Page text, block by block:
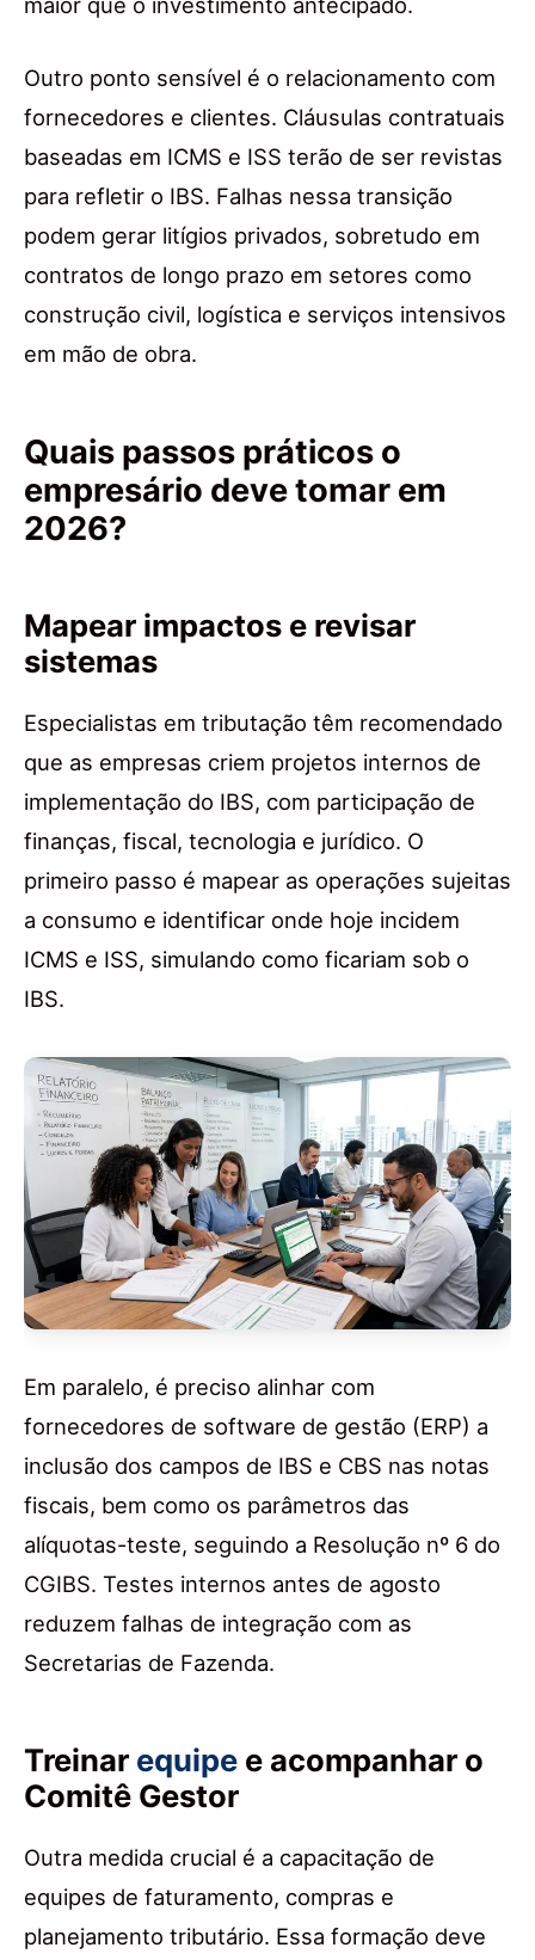
Outro ponto sensível é o relacionamento com
fornecedores e clientes. Cláusulas contratuais
baseadas em ICMS e ISS terão de ser revistas
para refletir o IBS. Falhas nessa transição
podem gerar litígios privados, sobretudo em
contratos de longo prazo em setores como
construção civil, logística e serviços intensivos
em mão de obra.
Quais passos práticos o
empresário deve tomar em
2026?
Mapear impactos e revisar
sistemas
Especialistas em tributação têm recomendado
que as empresas criem projetos internos de
implementação do IBS, com participação de
finanças, fiscal, tecnologia e jurídico. O
primeiro passo é mapear as operações sujeitas
a consumo e identificar onde hoje incidem
ICMS e ISS, simulando como ficariam sob o
IBS.
Em paralelo, é preciso alinhar com
fornecedores de software de gestão (ERP) a
inclusão dos campos de IBS e CBS nas notas
fiscais, bem como os parâmetros das
alíquotas-teste, seguindo a Resolução nº 6 do
CGIBS. Testes internos antes de agosto
reduzem falhas de integração com as
Secretarias de Fazenda.
Treinar equipe e acompanhar o
Comitê Gestor
Outra medida crucial é a capacitação de
equipes de faturamento, compras e
planejamento tributário. Essa formação deve